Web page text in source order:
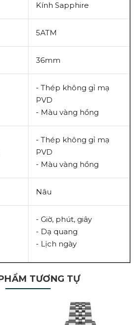
Kính Sapphire
5ATM
36mm
- Thép không gỉ mạ
PVD
- Màu vàng hồng
- Thép không gỉ mạ
PVD
- Màu vàng hồng
Nâu
- Giờ, phút, giây
- Dạ quang
- Lịch ngày
TƯƠNG TỰ